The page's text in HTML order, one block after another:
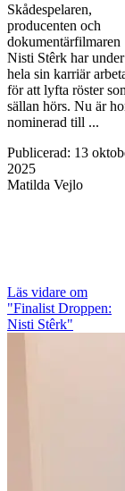
Skådespelaren,
producenten och
dokumentärfilmaren
Nisti Stêrk har under
hela sin karriär
för att lyfta röster
sällan hörs. Nu är
nominerad till ...
Publicerad: 13
2025
Matilda Vejlo
Läs vidare om
"Finalist Droppen:
Nisti Stêrk"